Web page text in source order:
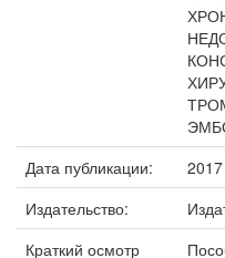
Дата публикации:
2017
Издательство:
Краткий осмотр